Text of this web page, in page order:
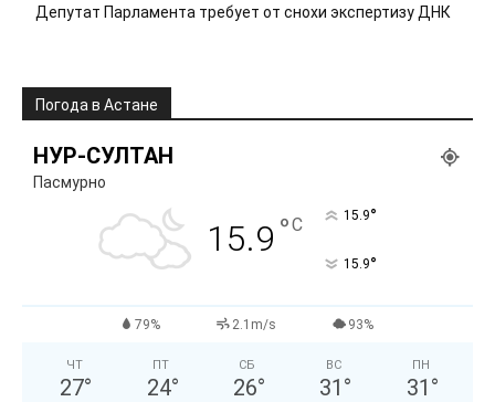
Депутат Парламента требует от снохи экспертизу ДНК
Погода в Астане
НУР-СУЛТАН
Пасмурно
15.9 °C 15.9°
15.9°
79% 2.1m/s 93%
ЧТ
27°
ПТ
24°
СБ
26°
ВС
31 °
ПН
31 °